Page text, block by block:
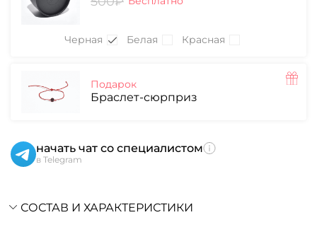
Черная Белая Красная
Подарок
Браслет-сюрприз
начать чат со специалистом
в Telegram
СОСТАВ И ХАРАКТЕРИСТИКИ